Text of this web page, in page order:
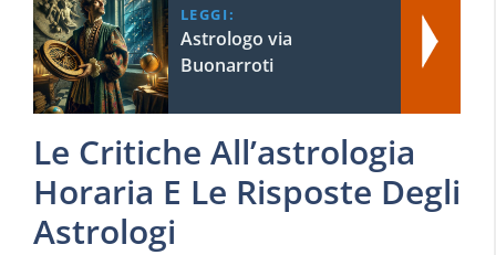
LEGGI:
Astrologo via
Buonarroti
Le Critiche All’astrologia
Horaria E Le Risposte Degli
Astrologi